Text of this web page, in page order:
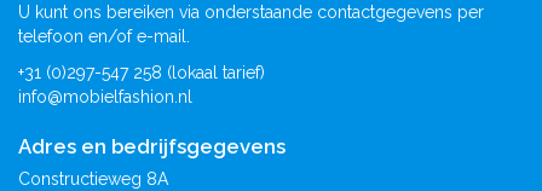
U kunt ons bereiken via onderstaande contactgegevens per
telefoon en/of e-mail.
+31 (0)297-547 258 (lokaal tarief)
info@mobielfashion.nl
Adres en bedrijfsgegevens
Constructieweg 8A